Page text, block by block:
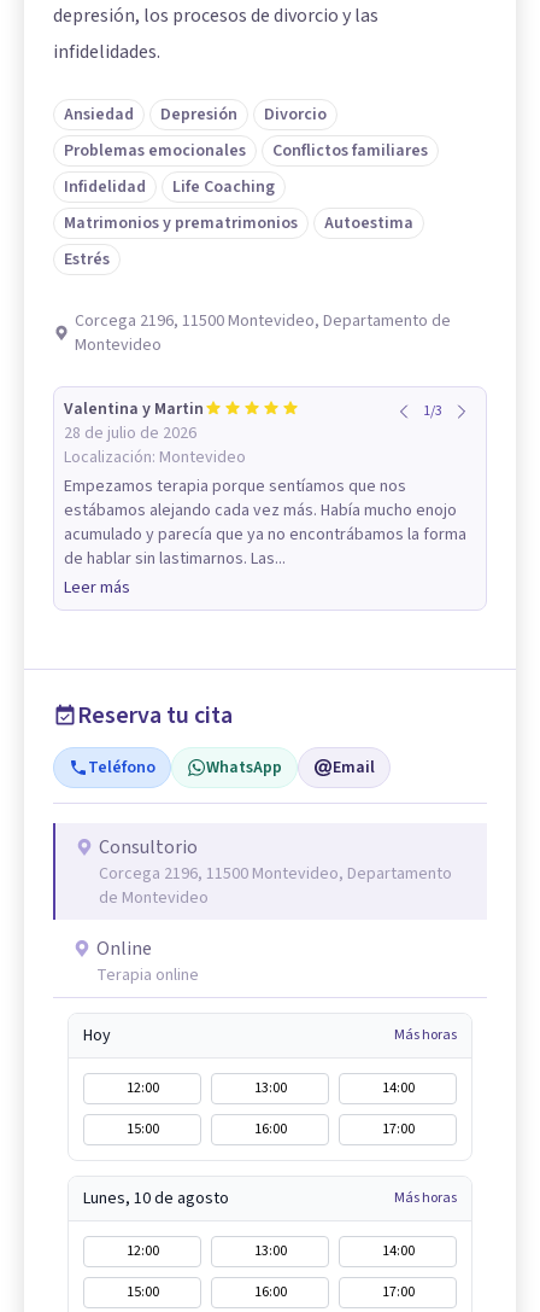
depresión, los procesos de divorcio y las
infidelidades.
Ansiedad Depresión
Divorcio
Problemas emocionales
Conflictos familiares
Infidelidad
Life Coaching
Matrimonios y prematrimonios
Autoestima
Estrés
Corcega 2196, 11500 Montevideo, Departamento de
Montevideo
Valentina y Martin
28 de julio de 2026
Localización: Montevideo
1/3
Empezamos terapia porque sentíamos que nos
estábamos alejando cada vez más. Había mucho enojo
acumulado y parecía que ya no encontrábamos la forma
de hablar sin lastimarnos. Las...
Leer más
Reserva tu cita
Teléfono WhatsApp Email
Consultorio
Corcega 2196, 11500 Montevideo, Departamento
de Montevideo
Online
Terapia online
Hoy Más horas
12:00 13:00
14:00
15:00
16:00 17:00
Lunes, 10 de agosto Más horas
12:00 13:00
14:00
15:00
16:00 17:00